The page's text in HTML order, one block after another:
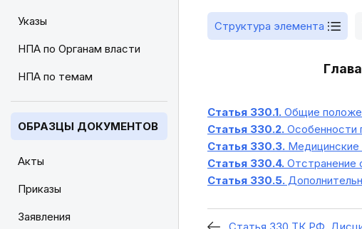
Указы
НПА по Органам власти
НПА по темам
ОБРАЗЦЫ ДОКУМЕНТОВ
Акты
Приказы
Заявления
Структура элемента
Статья 330.1. Общие
Статья 330.2. Особенности
Статья 330.3. Медицинские
Статья 330.4. Отстранение
Статья 330.5.